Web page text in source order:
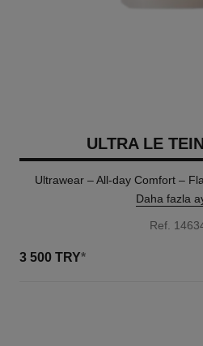
ULTRA LE
Ultrawear – All-day Comfort –
Daha fazla
Ref.
3 500 TRY*